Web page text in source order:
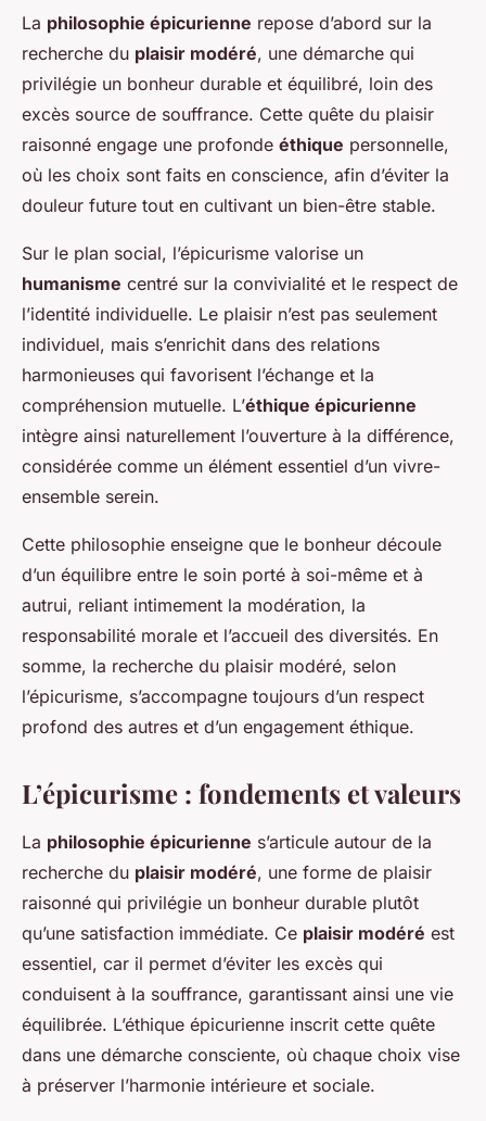
La philosophie épicurienne repose d’abord sur la
recherche du plaisir modéré, une démarche qui
privilégie un bonheur durable et équilibré, loin des
excès source de souffrance. Cette quête du plaisir
raisonné engage une profonde éthique personnelle,
où les choix sont faits en conscience, afin d’éviter la
douleur future tout en cultivant un bien-être stable.
Sur le plan social, l’épicurisme valorise un
humanisme centré sur la convivialité et le respect de
l’identité individuelle. Le plaisir n’est pas seulement
individuel, mais s’enrichit dans des relations
harmonieuses qui favorisent l’échange et la
compréhension mutuelle. L’éthique épicurienne
intègre ainsi naturellement l’ouverture à la différence,
considérée comme un élément essentiel d’un vivre-
ensemble serein.
Cette philosophie enseigne que le bonheur découle
d’un équilibre entre le soin porté à soi-même et à
autrui, reliant intimement la modération, la
responsabilité morale et l’accueil des diversités. En
somme, la recherche du plaisir modéré, selon
l’épicurisme, s’accompagne toujours d’un respect
profond des autres et d’un engagement éthique.
L’épicurisme : fondements et valeurs
La philosophie épicurienne s’articule autour de la
recherche du plaisir modéré, une forme de plaisir
raisonné qui privilégie un bonheur durable plutôt
qu’une satisfaction immédiate. Ce plaisir modéré est
essentiel, car il permet d’éviter les excès qui
conduisent à la souffrance, garantissant ainsi une vie
équilibrée. L’éthique épicurienne inscrit cette quête
dans une démarche consciente, où chaque choix vise
à préserver l’harmonie intérieure et sociale.